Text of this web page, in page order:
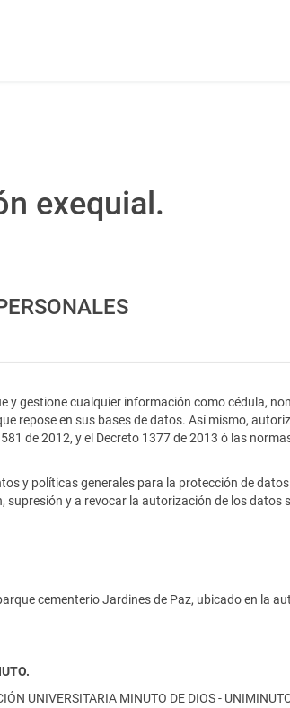
exequial.
y gestione cualquier información como cédula,
repose en sus bases de datos. Así mismo,
de 2012, y el Decreto 1377 de 2013 ó las
y políticas generales para la protección de
supresión y a revocar la autorización de los datos
cementerio Jardines de Paz, ubicado en la
UNIVERSITARIA MINUTO DE DIOS -